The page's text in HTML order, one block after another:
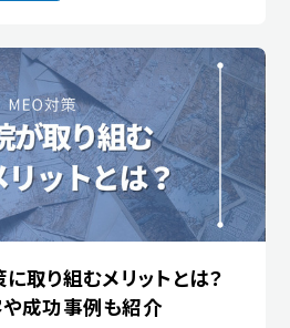
取り組むメリットとは？
成功事例も紹介